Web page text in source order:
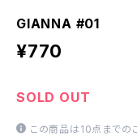
GIANNA #01
¥770
SOLD OUT
この商品は10点までの